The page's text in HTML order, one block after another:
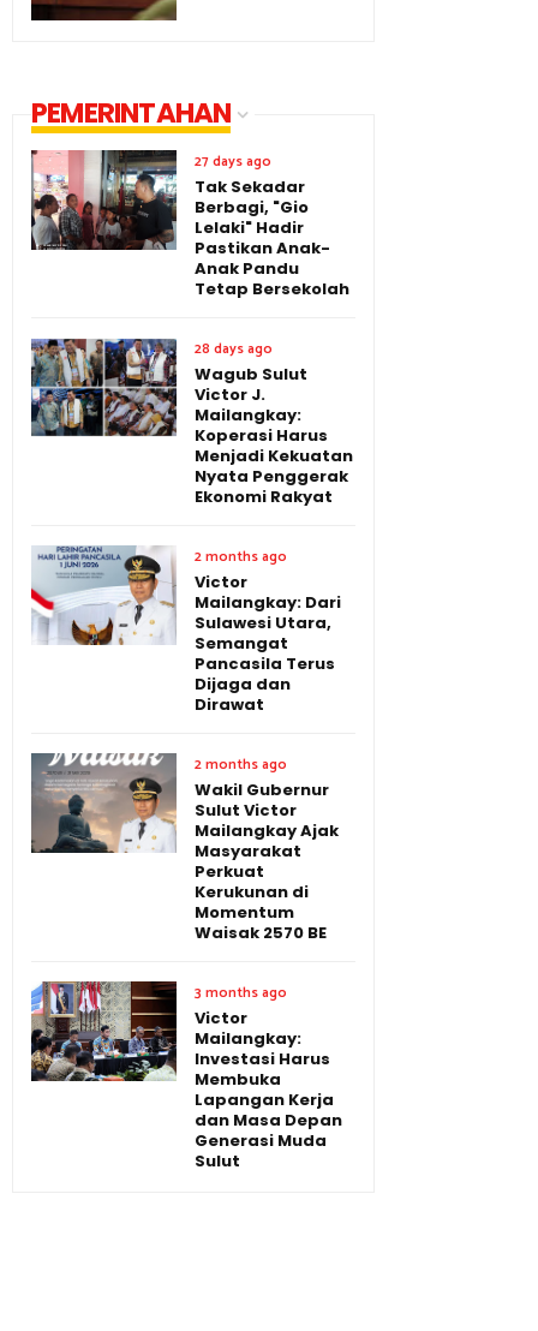
PEMERINTAHAN
27 days ago
Tak Sekadar
Berbagi, "Gio
Lelaki" Hadir
Pastikan Anak-
Anak Pandu
Tetap Bersekolah
28 days ago
Wagub Sulut
Victor J.
Mailangkay:
Koperasi Harus
Menjadi Kekuatan
Nyata Penggerak
Ekonomi Rakyat
2 months ago
Victor
Mailangkay: Dari
Sulawesi Utara,
Semangat
Pancasila Terus
Dijaga dan
Dirawat
2 months ago
Wakil Gubernur
Sulut Victor
Mailangkay Ajak
Masyarakat
Perkuat
Kerukunan di
Momentum
Waisak 2570 BE
3 months ago
Victor
Mailangkay:
Investasi Harus
Membuka
Lapangan Kerja
dan Masa Depan
Generasi Muda
Sulut